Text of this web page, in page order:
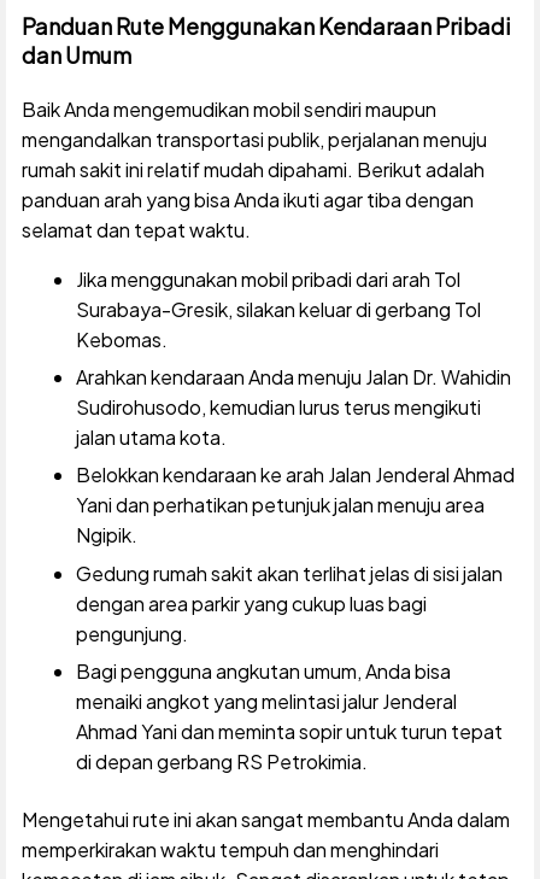
Panduan Rute Menggunakan Kendaraan Pribadi
dan Umum
Baik Anda mengemudikan mobil sendiri maupun
mengandalkan transportasi publik, perjalanan menuju
rumah sakit ini relatif mudah dipahami. Berikut adalah
panduan arah yang bisa Anda ikuti agar tiba dengan
selamat dan tepat waktu.
Jika menggunakan mobil pribadi dari arah Tol
Surabaya-Gresik, silakan keluar di gerbang Tol
Kebomas.
Arahkan kendaraan Anda menuju Jalan Dr. Wahidin
Sudirohusodo, kemudian lurus terus mengikuti
jalan utama kota.
Belokkan kendaraan ke arah Jalan Jenderal Ahmad
Yani dan perhatikan petunjuk jalan menuju area
Ngipik.
Gedung rumah sakit akan terlihat jelas di sisi jalan
dengan area parkir yang cukup luas bagi
pengunjung.
Bagi pengguna angkutan umum, Anda bisa
menaiki angkot yang melintasi jalur Jenderal
Ahmad Yani dan meminta sopir untuk turun tepat
di depan gerbang RS Petrokimia.
Mengetahui rute ini akan sangat membantu Anda dalam
memperkirakan waktu tempuh dan menghindari